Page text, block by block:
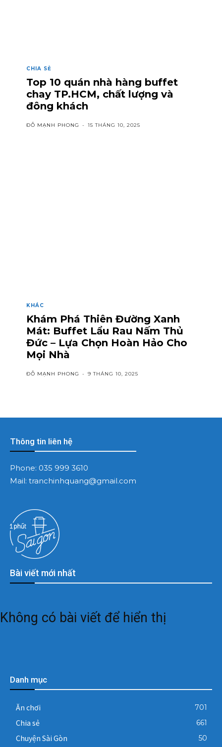
CHIA SẺ
Top 10 quán nhà hàng buffet
chay TP.HCM, chất lượng và
đông khách
ĐỖ MẠNH PHONG - 15 THÁNG 10, 2025
KHÁC
Khám Phá Thiên Đường Xanh
Mát: Buffet Lẩu Rau Nấm Thủ
Đức – Lựa Chọn Hoàn Hảo Cho
Mọi Nhà
ĐỖ MẠNH PHONG - 9 THÁNG 10, 2025
Bài viết mới nhất
Không có bài viết để hiển thị
Danh mục
Ăn chơi 701
Chia sẻ 661
Chuyện Sài Gòn 50
Thông tin liên hệ
Phone: 035 999 3610
Mail: tranchinhquang@gmail.com